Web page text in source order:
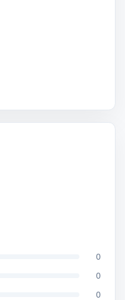
0
0
0